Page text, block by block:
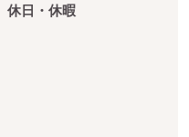
休日・休暇